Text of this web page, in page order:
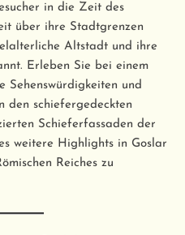
in die Zeit des
über ihre Stadtgrenzen
Altstadt und ihre
Erleben Sie bei einem
Sehenswürdigkeiten und
den schiefergedeckten
Schieferfassaden der
weitere Highlights in Goslar
Reiches zu